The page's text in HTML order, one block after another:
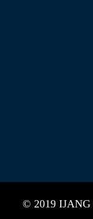
© 2019